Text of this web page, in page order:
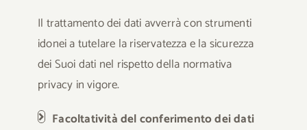
Il trattamento dei dati avverrà con strumenti
idonei a tutelare la riservatezza e la sicurezza
dei Suoi dati nel rispetto della normativa
privacy in vigore.
Facoltatività del conferimento dei dati